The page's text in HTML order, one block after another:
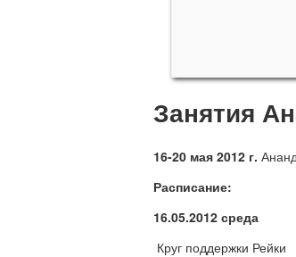
Занятия
16-20 мая 2012 г.
Расписание:
16.05.2012 среда
Круг поддержки